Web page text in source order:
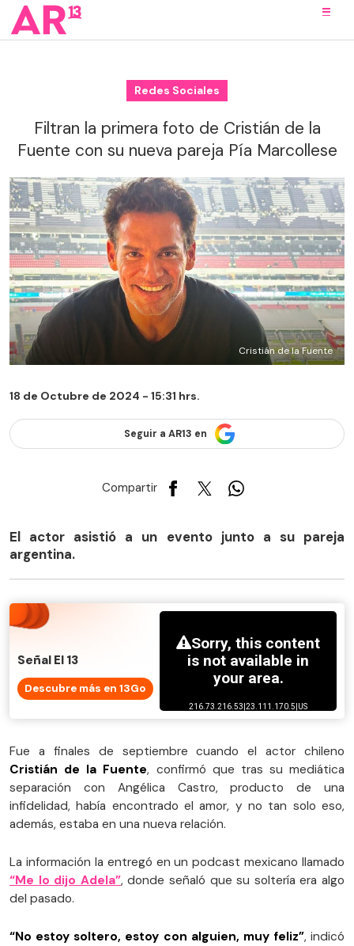
Redes Sociales
Filtran la primera foto de Cristián de la
Fuente con su nueva pareja Pía Marcollese
Cristián de la Fuente
18 de Octubre de 2024 - 15:31 hrs.
Seguir a AR13 en
Compartir
El actor asistió a un evento junto a su pareja
argentina.
Señal El 13
Descubre más en 13Go
Fue a finales de septiembre cuando el actor chileno
Cristián de la Fuente, confirmó que tras su mediática
separación con Angélica Castro, producto de una
infidelidad, había encontrado el amor, y no tan solo eso,
además, estaba en una nueva relación.
La información la entregó en un podcast mexicano llamado
“Me lo dijo Adela”, donde señaló que su soltería era algo
del pasado.
“No estoy soltero, estoy con alguien, muy feliz”, indicó